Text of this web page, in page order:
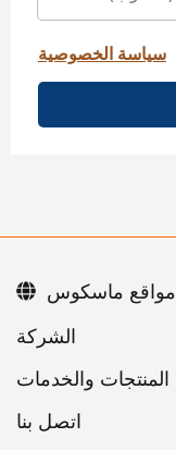
سياسة الخصوصية
اتصل بنا
مواقع ماسكوس